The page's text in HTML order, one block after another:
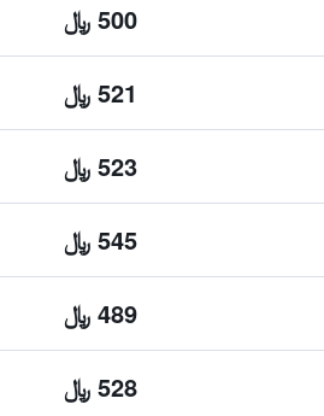
500 ﷼
521 ﷼
523 ﷼
545 ﷼
489 ﷼
528 ﷼